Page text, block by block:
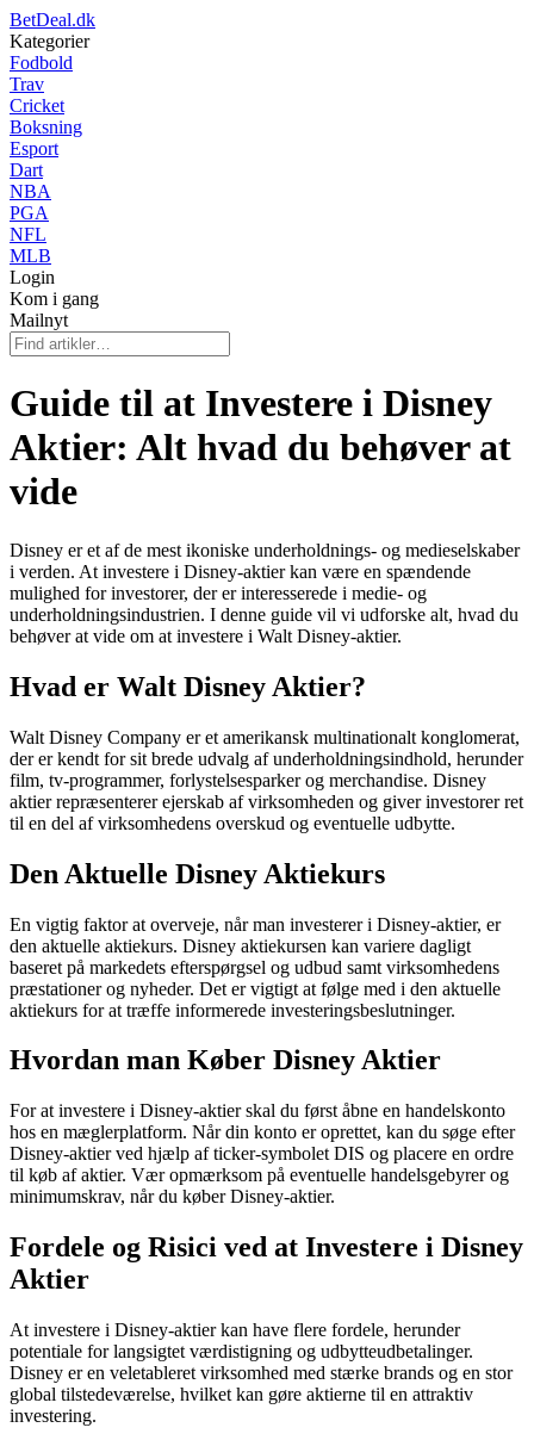
BetDeal.dk
Kategorier
Fodbold
Trav
Cricket
Boksning
Esport
Dart
NBA
PGA
NFL
MLB
Login
Kom i gang
Mailnyt
Guide til at Investere i Disney
Aktier: Alt hvad du behøver at
vide
Disney er et af de mest ikoniske underholdnings- og medieselskaber
i verden. At investere i Disney-aktier kan være en spændende
mulighed for investorer, der er interesserede i medie- og
underholdningsindustrien. I denne guide vil vi udforske alt, hvad du
behøver at vide om at investere i Walt Disney-aktier.
Hvad er Walt Disney Aktier?
Walt Disney Company er et amerikansk multinationalt konglomerat,
der er kendt for sit brede udvalg af underholdningsindhold, herunder
film, tv-programmer, forlystelsesparker og merchandise. Disney
aktier repræsenterer ejerskab af virksomheden og giver investorer ret
til en del af virksomhedens overskud og eventuelle udbytte.
Den Aktuelle Disney Aktiekurs
En vigtig faktor at overveje, når man investerer i Disney-aktier, er
den aktuelle aktiekurs. Disney aktiekursen kan variere dagligt
baseret på markedets efterspørgsel og udbud samt virksomhedens
præstationer og nyheder. Det er vigtigt at følge med i den aktuelle
aktiekurs for at træffe informerede investeringsbeslutninger.
Hvordan man Køber Disney Aktier
For at investere i Disney-aktier skal du først åbne en handelskonto
hos en mæglerplatform. Når din konto er oprettet, kan du søge efter
Disney-aktier ved hjælp af ticker-symbolet DIS og placere en ordre
til køb af aktier. Vær opmærksom på eventuelle handelsgebyrer og
minimumskrav, når du køber Disney-aktier.
Fordele og Risici ved at Investere i Disney
Aktier
At investere i Disney-aktier kan have flere fordele, herunder
potentiale for langsigtet værdistigning og udbytteudbetalinger.
Disney er en veletableret virksomhed med stærke brands og en stor
global tilstedeværelse, hvilket kan gøre aktierne til en attraktiv
investering.